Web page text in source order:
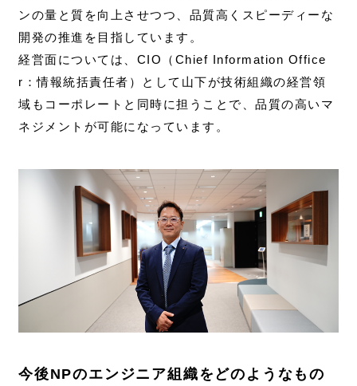
ンの量と質を向上させつつ、品質高くスピーディーな
開発の推進を目指しています。
経営面については、CIO（Chief Information Office
r：情報統括責任者）として山下が技術組織の経営領
域もコーポレートと同時に担うことで、品質の高いマ
ネジメントが可能になっています。
今後NPのエンジニア組織をどのようなもの